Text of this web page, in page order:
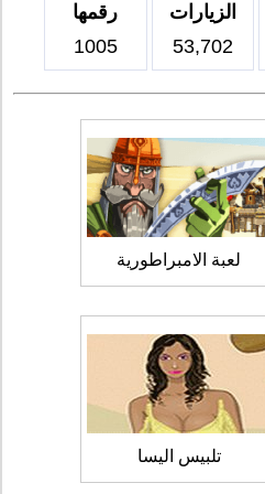
الزيارات
53,702
رقمها
1005
لعبة الامبراطورية
تلبيس اليسا